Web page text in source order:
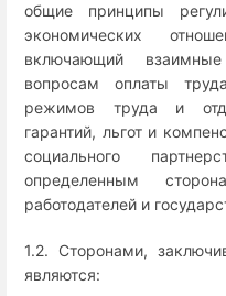
общие принципы
экономических
включающий
вопросам оплаты
режимов труда и
гарантий, льгот и
социального
определенным
работодателей и
1.2. Сторонами,
являются: